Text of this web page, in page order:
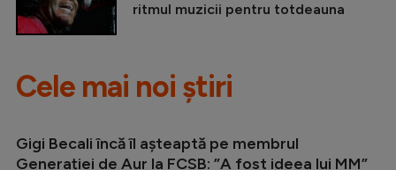
ritmul muzicii pentru totdeauna
Cele mai noi știri
Gigi Becali încă îl așteaptă pe membrul
Generației de Aur la FCSB: ”A fost ideea lui MM”